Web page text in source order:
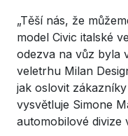
„Těší nás, že
model Civic italské
odezva na vůz byla
veletrhu Milan
jak oslovit
vysvětluje Simone
automobilové divize